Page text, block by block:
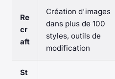
Re
cr
aft
Création d'images
dans plus de 100
styles, outils de
modification
St